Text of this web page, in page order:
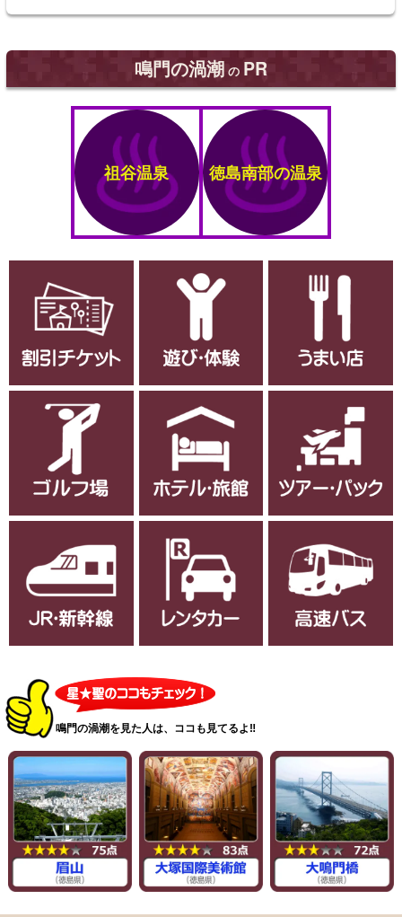
鳴門の渦潮 の PR
祖谷温泉 徳島南部の温泉
鳴門の渦潮を見た人は、ココも見てるよ‼